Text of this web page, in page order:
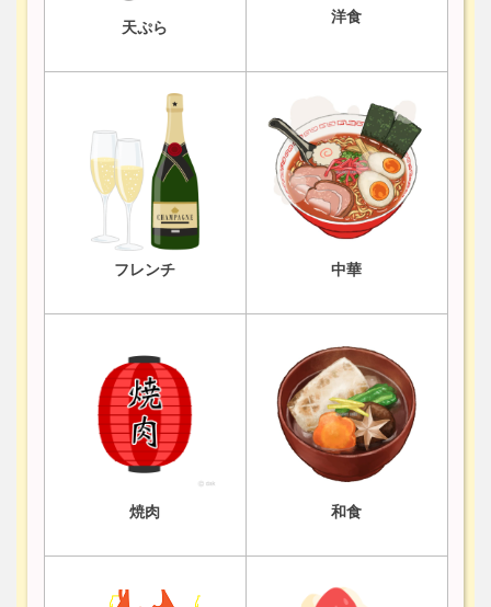
天ぷら
洋食
フレンチ 中華
焼肉 和食